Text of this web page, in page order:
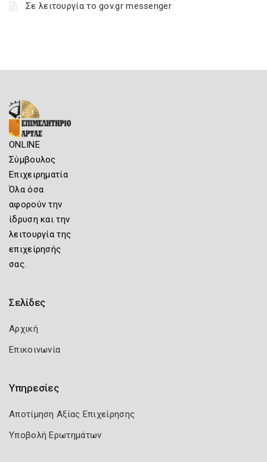
Σε λειτουργία το gov.gr messenger
ONLINE
Σύμβουλος
Επιχειρηματία
Όλα όσα
αφορούν την
ίδρυση και την
λειτουργία της
επιχείρησής
σας.
Σελίδες
Αρχική
Επικοινωνία
Υπηρεσίες
Αποτίμηση Αξίας Επιχείρησης
Υποβολή Ερωτημάτων